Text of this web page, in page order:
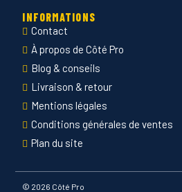
INFORMATIONS
Contact
À propos de Côté Pro
Blog & conseils
Livraison & retour
Mentions légales
Conditions générales de ventes
Plan du site
© 2026 Côté Pro